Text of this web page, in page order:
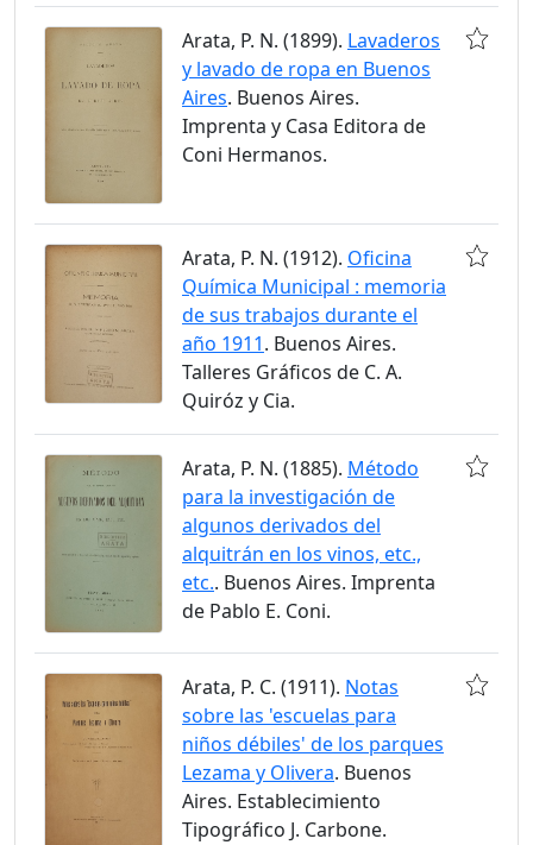
Arata, P. N. (1899). Lavaderos
y lavado de ropa en Buenos
Aires. Buenos Aires.
Imprenta y Casa Editora de
Coni Hermanos.
Arata, P. N. (1912). Oficina
Química Municipal : memoria
de sus trabajos durante el
año 1911. Buenos Aires.
Talleres Gráficos de C. A.
Quiróz y Cia.
Arata, P. N. (1885). Método
para la investigación de
algunos derivados del
alquitrán en los vinos, etc.,
etc.. Buenos Aires. Imprenta
de Pablo E. Coni.
Arata, P. C. (1911). Notas
sobre las 'escuelas para
niños débiles' de los parques
Lezama y Olivera. Buenos
Aires. Establecimiento
Tipográfico J. Carbone.